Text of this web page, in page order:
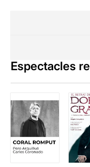
Espectacles